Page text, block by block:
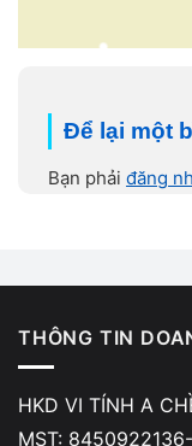
Để lại một
Bạn phải đăng
THÔNG TIN
HKD VI TÍNH A
MST: